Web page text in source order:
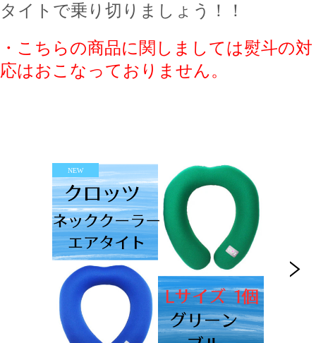
タイトで乗り切りましょう！！
・こちらの商品に関しましては熨斗の対
応はおこなっておりません。